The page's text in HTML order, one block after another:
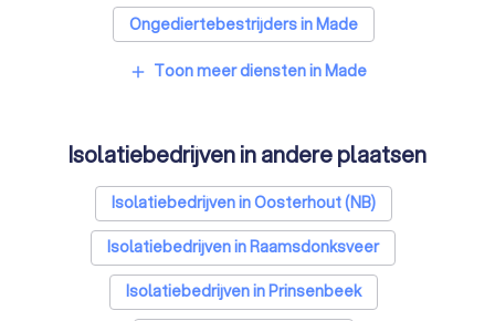
Ongediertebestrijders in Made
Architecten in Made
Badkamer installateurs in Made
Traprenovatie bedrijven in Made
Schoorsteenvegers in Made
Hekwerkspecialisten in Made
add Toon meer diensten in Made
Isolatiebedrijven in andere plaatsen
Isolatiebedrijven in Oosterhout (NB)
Isolatiebedrijven in Raamsdonksveer
Isolatiebedrijven in Prinsenbeek